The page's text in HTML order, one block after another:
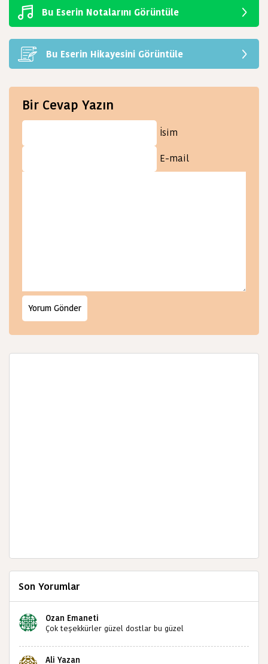
Bu Eserin Notalarını Görüntüle
Bu Eserin Hikayesini Görüntüle
Bir Cevap Yazın
İsim
E-mail
Son Yorumlar
Ozan Emaneti
Çok teşekkürler güzel dostlar bu güzel
Ali Yazan